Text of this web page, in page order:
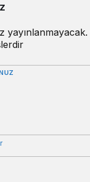
yayınlanmayacak.